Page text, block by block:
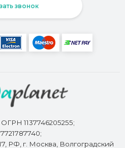
звонок
1137746205255;
РФ, г. Москва, Волгоградский